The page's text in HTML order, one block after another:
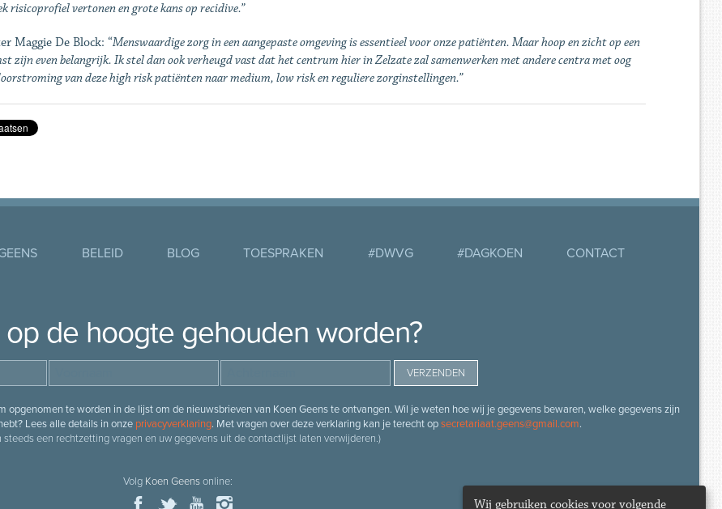
risicoprofiel vertonen en grote kans op recidive.”
Maggie De Block: “Menswaardige zorg in een aangepaste omgeving is essentieel voor onze patiënten. Maar hoop en zicht op een
zijn even belangrijk. Ik stel dan ook verheugd vast dat het centrum hier in Zelzate zal samenwerken met andere centra met oog
van deze high risk patiënten naar medium, low risk en reguliere zorginstellingen.”
BELEID BLOG TOESPRAKEN #DWVG #DAGKOEN CONTACT
op de hoogte gehouden worden?
te worden in de lijst om de nieuwsbrieven van Koen Geens te ontvangen. Wil je weten hoe wij je gegevens bewaren, welke gegevens zijn
Lees alle details in onze privacyverklaring. Met vragen over deze verklaring kan je terecht opsecretariaat.geens@gmail.com.
steeds een rechtzetting vragen en uw gegevens uit de contactlijst laten verwijderen.)
Volg Koen Geensonline:
Wij gebruiken cookies voor volgende